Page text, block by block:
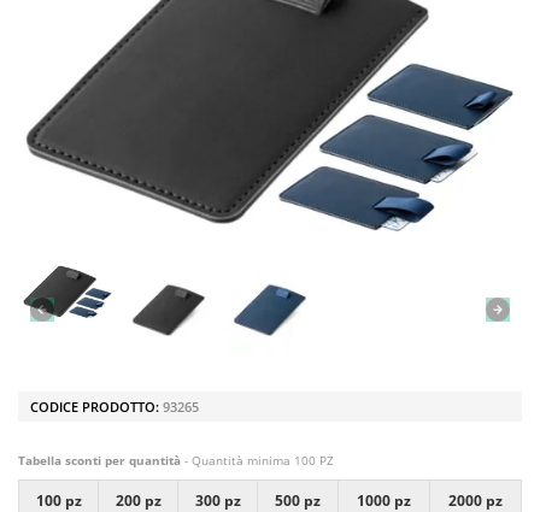
CODICE PRODOTTO: 93265
Tabella sconti per quantità - Quantità minima 100 PZ
100 pz 200 pz 300 pz 500 pz 1000 pz
2000 pz